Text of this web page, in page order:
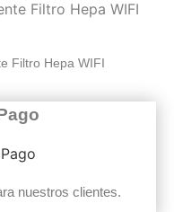
Filtro Hepa WIFI
nuestros clientes.